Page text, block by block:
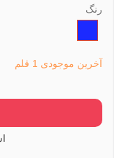
رنگ
ای
آخرین موجودی 1 قلم